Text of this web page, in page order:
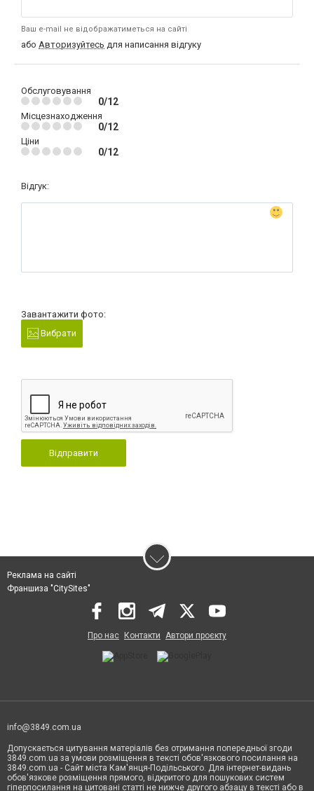
Ваш e-mail не відображатиметься на сайті
або Авторизуйтесь для написання відгуку
Обслуговування
0/12
Місцезнаходження
0/12
Ціни
0/12
Відгук:
Завантажити фото:
Вибрати
Відправити
Реклама на сайті
Франшиза "CitySites"
Про нас Контакти Автори проєкту
info@3849.com.ua
Допускається цитування матеріалів без отримання попередньої згоди
3849.com.ua за умови розміщення в тексті обов'язкового посилання на
3849.com.ua - Сайт міста Кам'янця-Подільського. Для інтернет-видань
обов'язкове розміщення прямого, відкритого для пошукових систем
гіперпосилання на цитовані статті не нижче другого абзацу в тексті або в